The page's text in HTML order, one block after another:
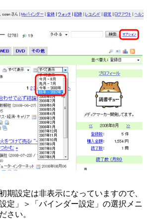
期設定は非表示になっていますので、
定」＞「バインダー設定」の選択メニ
さい。